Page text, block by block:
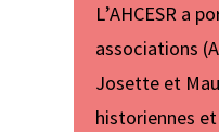
L’AHCESR a
associations
Josette et
historiennes